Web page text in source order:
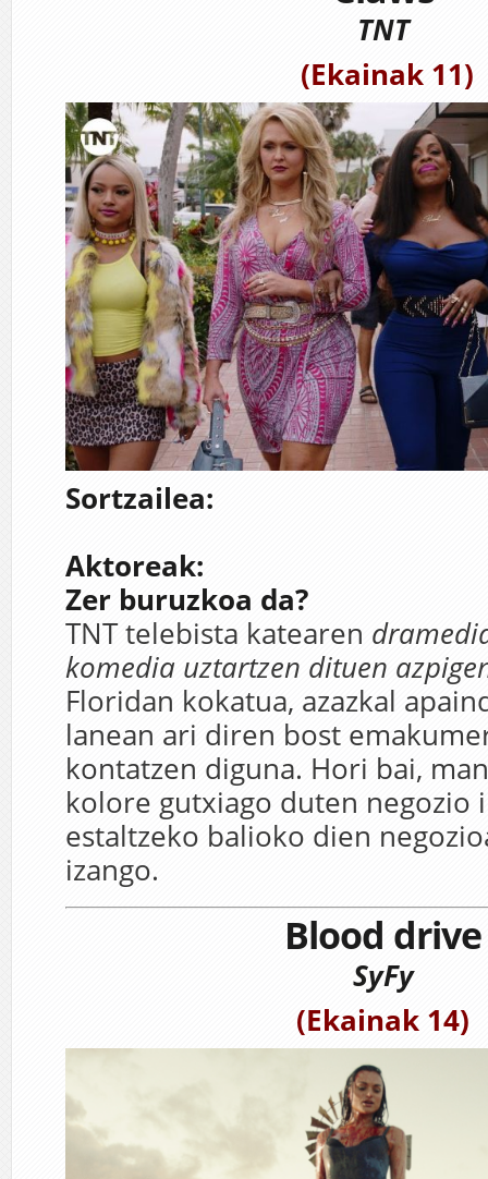
TNT
(Ekainak 11)
Sortzailea:
Aktoreak:
Zer buruzkoa da?
TNT telebista katearen
komedia uztartzen dituen
Floridan kokatua, azazkal
lanean ari diren bost
kontatzen diguna. Hori bai,
kolore gutxiago duten negozio
estaltzeko balioko dien
izango.
Blood drive
SyFy
(Ekainak 14)